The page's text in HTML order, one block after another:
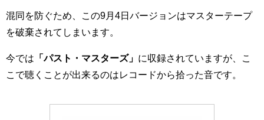
混同を防ぐため、この9月4日バージョンはマスターテープ
を破棄されてしまいます。
今では 「パスト・マスターズ」 に収録されていますが、こ
こで聴くことが出来るのはレコードから拾った音です。